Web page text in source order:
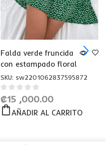
Falda verde fruncida
con estampado floral
SKU: sw2201062837595872
₡15 ,000.00
AÑADIR AL CARRITO